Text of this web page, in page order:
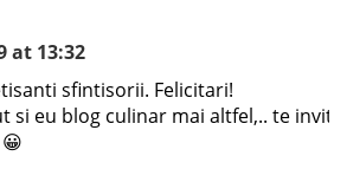
at 13:32
sfintisorii. Felicitari!
si eu blog culinar mai altfel,.. te invit